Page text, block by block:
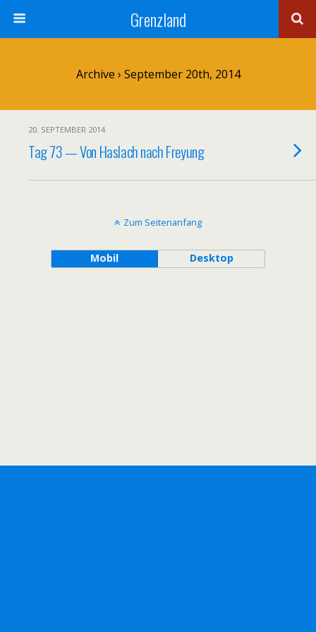
Grenzland
Archive › September 20th, 2014
20. SEPTEMBER 2014
Tag 73 — Von Haslach nach Freyung
Zum Seitenanfang
Mobil Desktop